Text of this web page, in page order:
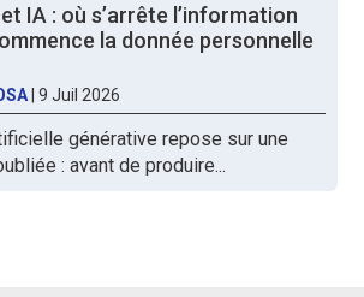
IA : où s’arrête l’information
la donnée personnelle
|9 Juil 2026
générative repose sur une
: avant de produire...